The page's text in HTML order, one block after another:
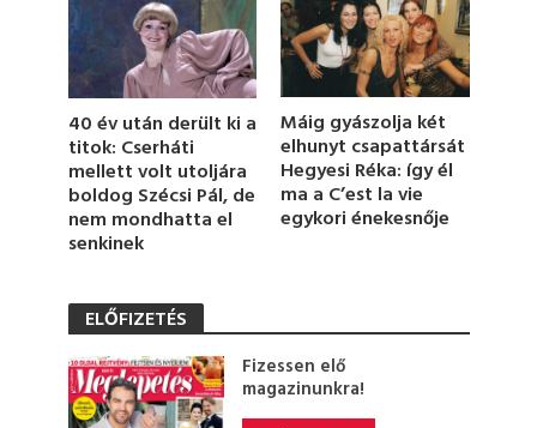
40 év után derült ki a
titok: Cserháti
mellett volt utoljára
boldog Szécsi Pál, de
nem mondhatta el
senkinek
Máig gyászolja két
elhunyt csapattársát
Hegyesi Réka: így él
ma a C’est la vie
egykori énekesnője
ELŐFIZETÉS
Fizessen elő
magazinunkra!